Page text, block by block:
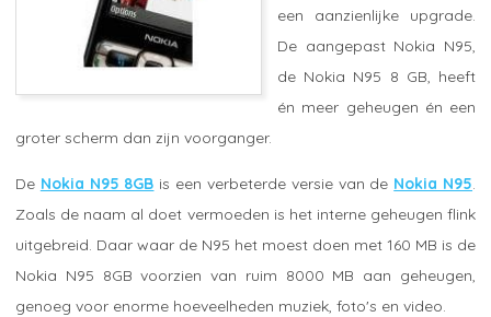
een aanzienlijke upgrade.
De aangepast Nokia N95,
de Nokia N95 8 GB, heeft
én meer geheugen én een
groter scherm dan zijn voorganger.
De Nokia N95 8GB is een verbeterde versie van de Nokia N95
Zoals de naam al doet vermoeden is het interne geheugen flink
uitgebreid. Daar waar de N95 het moest doen met 160 MB is de
Nokia N95 8GB voorzien van ruim 8000 MB aan geheugen,
genoeg voor enorme hoeveelheden muziek, foto's en video.